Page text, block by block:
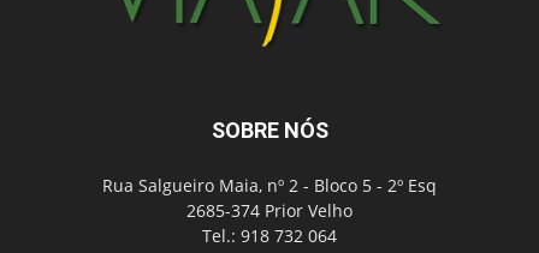
SOBRE NÓS
Rua Salgueiro Maia, nº 2 - Bloco 5 - 2º Esq
2685-374 Prior Velho
Tel.: 918 732 064